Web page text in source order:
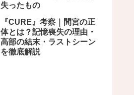
失ったもの
『CURE』考察｜間宮の正
体とは？記憶喪失の理由・
高部の結末・ラストシーン
を徹底解説